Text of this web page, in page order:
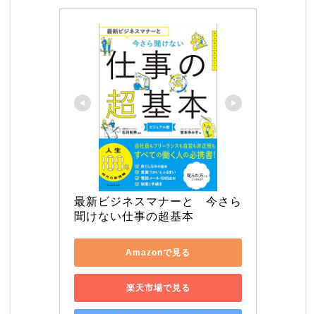
最新ビジネスマナーと　今さら
聞けない仕事の超基本
Amazonで見る
楽天市場で見る